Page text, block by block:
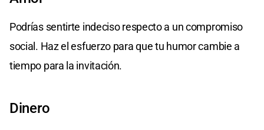
Podrías sentirte indeciso respecto a un compromiso
social. Haz el esfuerzo para que tu humor cambie a
tiempo para la invitación.
Dinero